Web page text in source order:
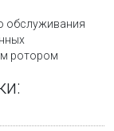
обслуживания
ротором